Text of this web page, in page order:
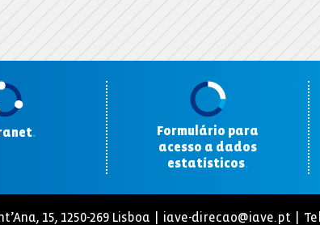
.
Formulário para
acesso a dados
estatísticos.
15, 1250-269 Lisboa | iave-direcao@iave.pt |